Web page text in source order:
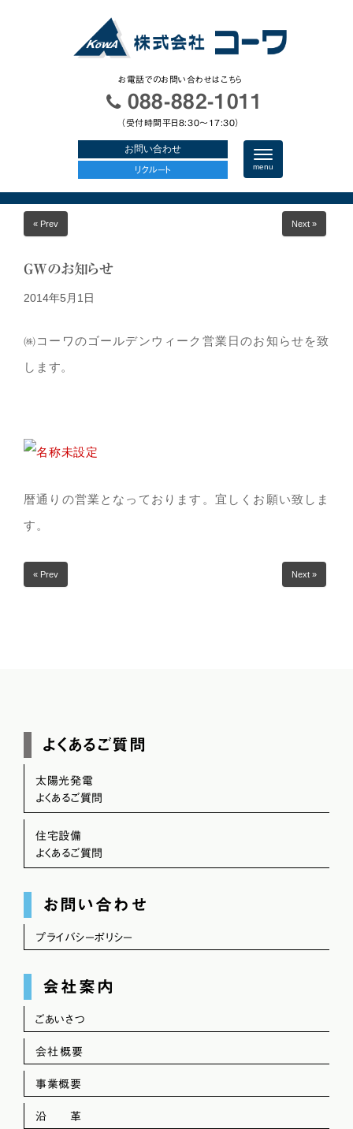
お電話でのお問い合わせはこちら
088-882-1011
（受付時間平日8:30〜17:30）
お問い合わせ
リクルート
N
a
v
i
g
menu
« Prev Next »
GWのお知らせ
2014年5月1日
㈱コーワのゴールデンウィーク営業日のお知らせを致
します。
暦通りの営業となっております。宜しくお願い致しま
す。
« Prev Next »
よくあるご質問
太陽光発電
よくあるご質問
住宅設備
よくあるご質問
お問い合わせ
プライバシーポリシー
会社案内
ごあいさつ
会社概要
事業概要
沿 革